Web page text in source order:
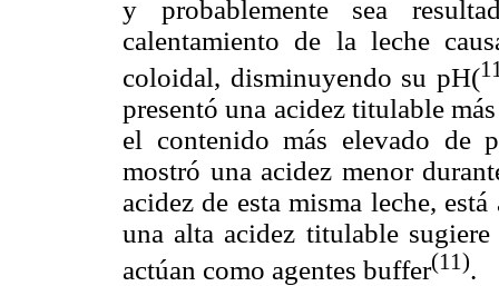
y probablemente sea
calentamiento de la leche
coloidal, disminuyendo su pH(
presentó una acidez titulable
el contenido más elevado de
mostró una acidez menor
acidez de esta misma leche,
una alta acidez titulable
actúan como agentes buffer(11).